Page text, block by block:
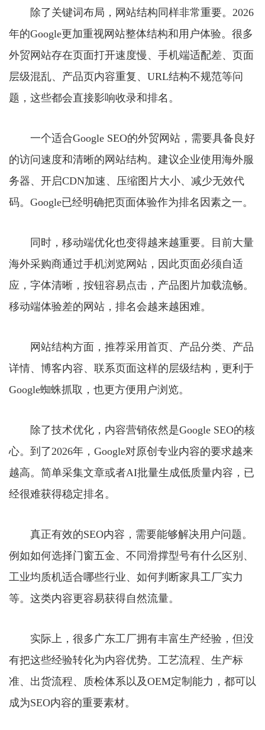
除了关键词布局，网站结构同样非常重要。2026
年的Google更加重视网站整体结构和用户体验。很多
外贸网站存在页面打开速度慢、手机端适配差、页面
层级混乱、产品页内容重复、URL结构不规范等问
题，这些都会直接影响收录和排名。
一个适合Google SEO的外贸网站，需要具备良好
的访问速度和清晰的网站结构。建议企业使用海外服
务器、开启CDN加速、压缩图片大小、减少无效代
码。Google已经明确把页面体验作为排名因素之一。
同时，移动端优化也变得越来越重要。目前大量
海外采购商通过手机浏览网站，因此页面必须自适
应，字体清晰，按钮容易点击，产品图片加载流畅。
移动端体验差的网站，排名会越来越困难。
网站结构方面，推荐采用首页、产品分类、产品
详情、博客内容、联系页面这样的层级结构，更利于
Google蜘蛛抓取，也更方便用户浏览。
除了技术优化，内容营销依然是Google SEO的核
心。到了2026年，Google对原创专业内容的要求越来
越高。简单采集文章或者AI批量生成低质量内容，已
经很难获得稳定排名。
真正有效的SEO内容，需要能够解决用户问题。
例如如何选择门窗五金、不同滑撑型号有什么区别、
工业均质机适合哪些行业、如何判断家具工厂实力
等。这类内容更容易获得自然流量。
实际上，很多广东工厂拥有丰富生产经验，但没
有把这些经验转化为内容优势。工艺流程、生产标
准、出货流程、质检体系以及OEM定制能力，都可以
成为SEO内容的重要素材。